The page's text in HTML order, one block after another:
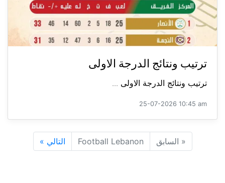
ترتيب ونتائج الدرجة الاولى
ترتيب ونتائج الدرجة الاولى ...
25-07-2026 10:45 am
« السابق Football Lebanon التالي »